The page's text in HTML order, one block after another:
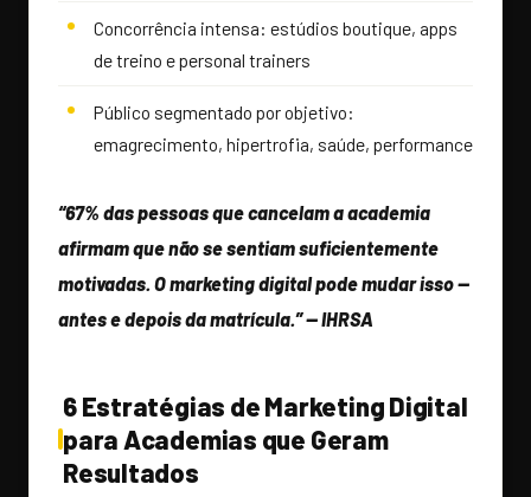
Concorrência intensa: estúdios boutique, apps
de treino e personal trainers
Público segmentado por objetivo:
emagrecimento, hipertrofia, saúde, performance
“67% das pessoas que cancelam a academia
afirmam que não se sentiam suficientemente
motivadas. O marketing digital pode mudar isso —
antes e depois da matrícula.” — IHRSA
6 Estratégias de Marketing Digital
para Academias que Geram
Resultados